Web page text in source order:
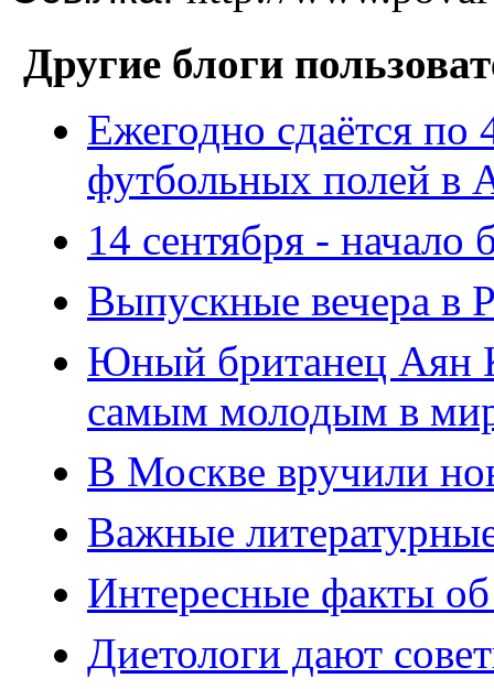
Другие блоги
Ежегодно сдаётся
футбольных полей в
14 сентября - начало
Выпускные вечера в
Юный британец Аян
самым молодым в
В Москве вручили
Важные
Интересные факты
Диетологи дают